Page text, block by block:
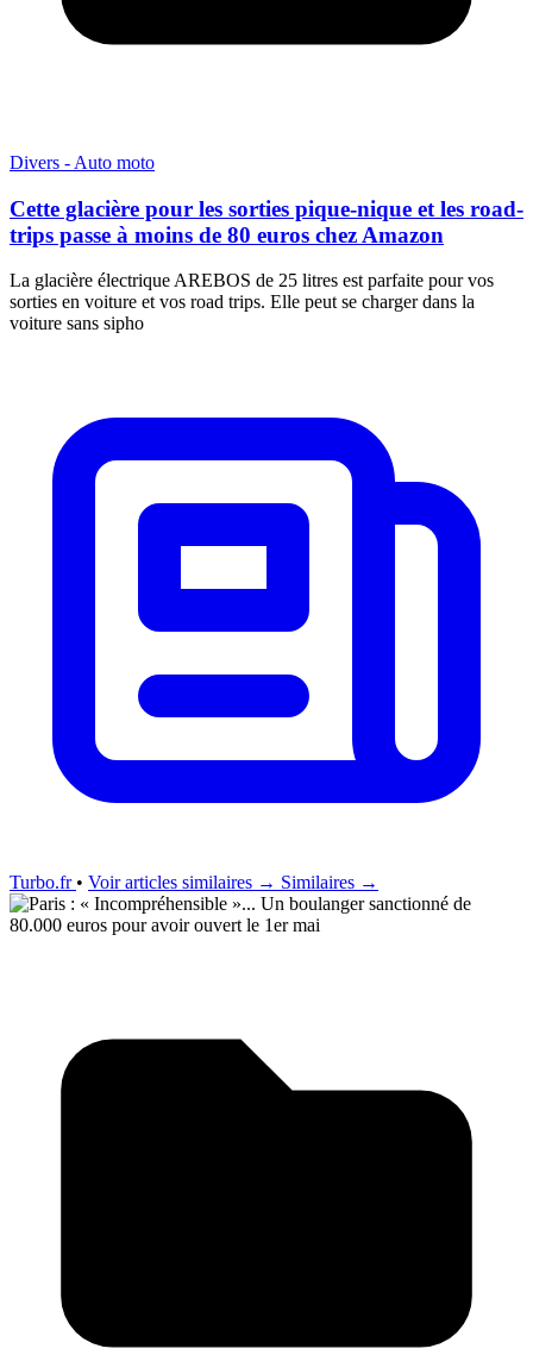
Divers - Auto moto
Cette glacière pour les sorties pique-nique et les road-
trips passe à moins de 80 euros chez Amazon
La glacière électrique AREBOS de 25 litres est parfaite pour vos
sorties en voiture et vos road trips. Elle peut se charger dans la
voiture sans sipho
Turbo.fr • Voir articles similaires → Similaires →